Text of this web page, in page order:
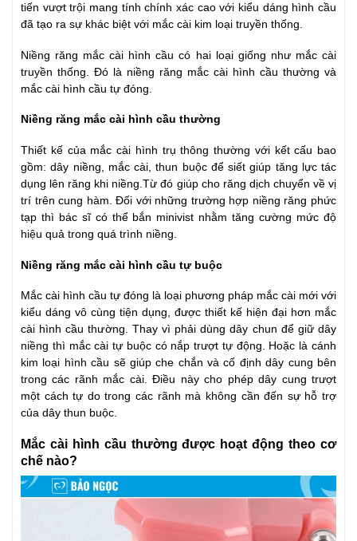
tiến vượt trội mang tính chính xác cao với kiểu dáng hình cầu
đã tạo ra sự khác biệt với mắc cài kim loại truyền thống.
Niềng răng mắc cài hình cầu có hai loại giống như mắc cài
truyền thống. Đó là niềng răng mắc cài hình cầu thường và
mắc cài hình cầu tự đóng.
Niềng răng mắc cài hình cầu thường
Thiết kế của mắc cài hình trụ thông thường với kết cấu bao
gồm: dây niềng, mắc cài, thun buộc để siết giúp tăng lực tác
dụng lên răng khi niềng.Từ đó giúp cho răng dịch chuyển về vị
trí trên cung hàm. Đối với những trường hợp niềng răng phức
tạp thì bác sĩ có thể bắn minivist nhằm tăng cường mức độ
hiệu quả trong quá trình niềng.
Niềng răng mắc cài hình cầu tự buộc
Mắc cài hình cầu tự đóng là loại phương pháp mắc cài mới với
kiểu dáng vô cùng tiện dụng, được thiết kế hiện đại hơn mắc
cài hình cầu thường. Thay vì phải dùng dây chun để giữ dây
niềng thì mắc cài tự buộc có nắp trượt tự động. Hoặc là cánh
kim loại hình cầu sẽ giúp che chắn và cố định dây cung bên
trong các rãnh mắc cài. Điều này cho phép dây cung trượt
một cách tự do trong các rãnh mà không cần đến sự hỗ trợ
của dây thun buộc.
Mắc cài hình cầu thường được hoạt động theo cơ
chế nào?